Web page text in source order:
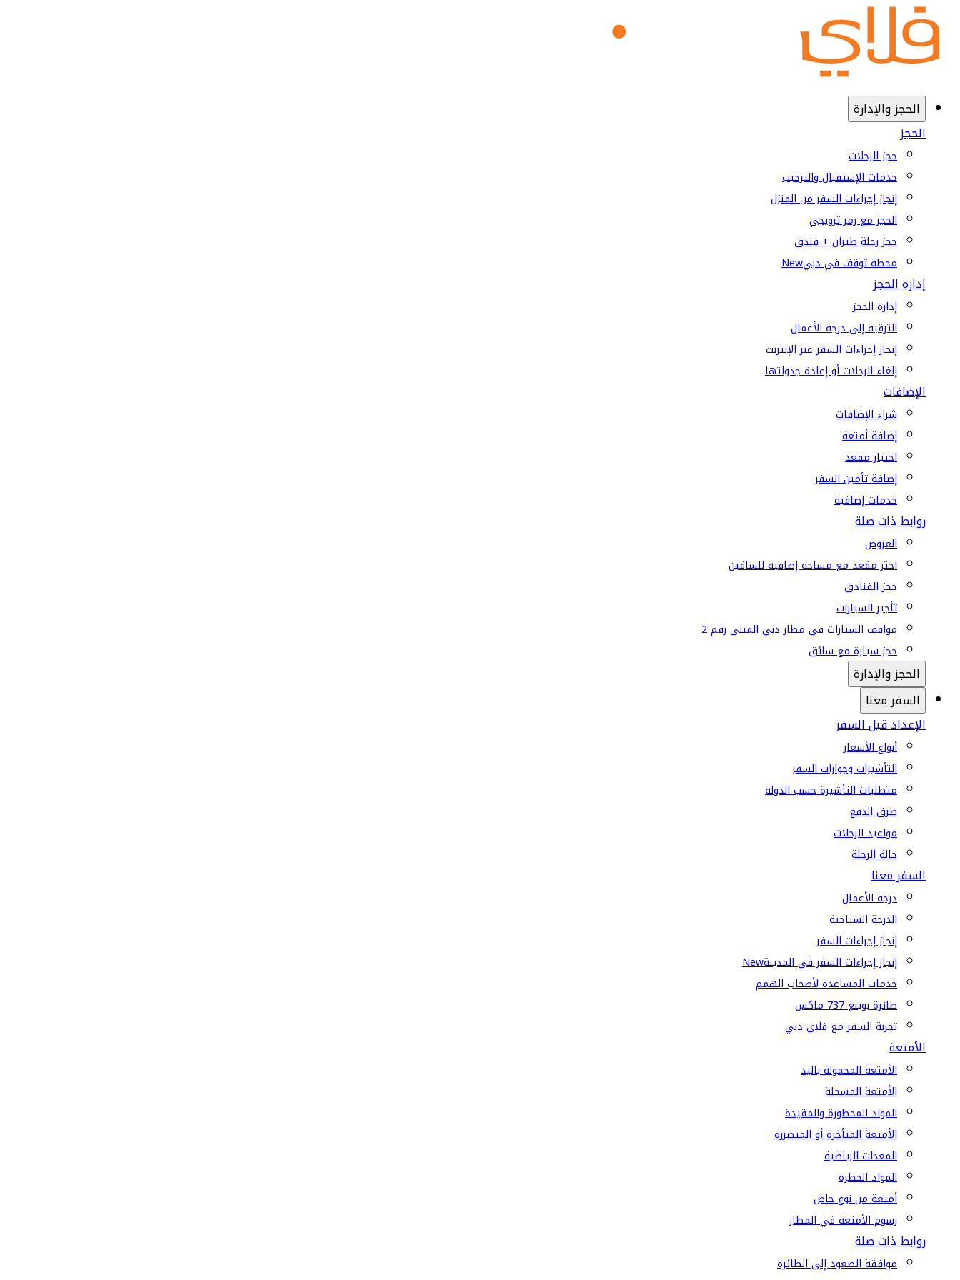
الحجز والإدارة
الحجز
حجز الرحلات
خدمات الإستقبال والترحيب
إنجاز إجراءات السفر من المنزل
الحجز مع رمز ترويجي
حجز رحلة طيران + فندق
محطة توقف في دبيNew
إدارة الحجز
إدارة الحجز
الترقية إلى درجة الأعمال
إنجاز إجراءات السفر عبر الإنترنت
إلغاء الرحلات أو إعادة جدولتها
الإضافات
شراء الإضافات
إضافة أمتعة
اختيار مقعد
إضافة تأمين السفر
خدمات إضافية
روابط ذات صلة
العروض
اختر مقعد مع مساحة إضافية للساقين
حجز الفنادق
تأجير السيارات
مواقف السيارات في مطار دبي المبنى رقم 2
حجز سيارة مع سائق
الحجز والإدارة
السفر معنا
الإعداد قبل السفر
أنواع الأسعار
التأشيرات وجوازات السفر
متطلبات التأشيرة حسب الدولة
طرق الدفع
مواعيد الرحلات
حالة الرحلة
السفر معنا
درجة الأعمال
الدرجة السياحية
إنجاز إجراءات السفر
إنجاز إجراءات السفر في المدينةNew
خدمات المساعدة لأصحاب الهمم
طائرة بوينغ 737 ماكس
تجربة السفر مع فلاي دبي
الأمتعة
الأمتعة المحمولة باليد
الأمتعة المسجلة
المواد المحظورة والمقيدة
الأمتعة المتأخرة أو المتضررة
المعدات الرياضية
المواد الخطرة
أمتعة من نوع خاص
رسوم الأمتعة في المطار
روابط ذات صلة
موافقة الصعود إلى الطائرة